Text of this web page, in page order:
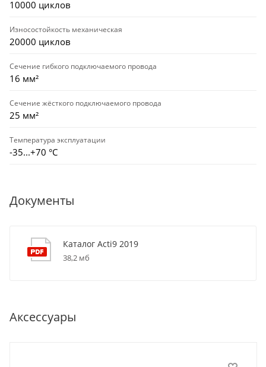
10000 циклов
Износостойкость механическая
20000 циклов
Сечение гибкого подключаемого провода
16 мм²
Сечение жёсткого подключаемого провода
25 мм²
Температура эксплуатации
-35...+70 °С
Документы
Каталог Acti9 2019
38,2 мб
Аксессуары